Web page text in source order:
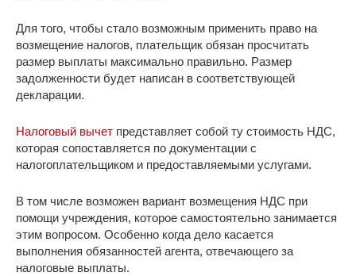
Для того, чтобы стало возможным применить право на
возмещение налогов, плательщик обязан просчитать
размер выплаты максимально правильно. Размер
задолженности будет написан в соответствующей
декларации.
Налоговый вычет представляет собой ту стоимость НДС,
которая сопоставляется по документации с
налогоплательщиком и предоставляемыми услугами.
В том числе возможен вариант возмещения НДС при
помощи учреждения, которое самостоятельно занимается
этим вопросом. Особенно когда дело касается
выполнения обязанностей агента, отвечающего за
налоговые выплаты.